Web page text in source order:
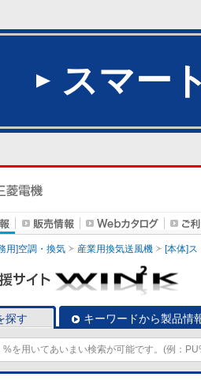
スマー
用]空調・換気 産業用換気送風機 [本体]
探す キーワードから製品情